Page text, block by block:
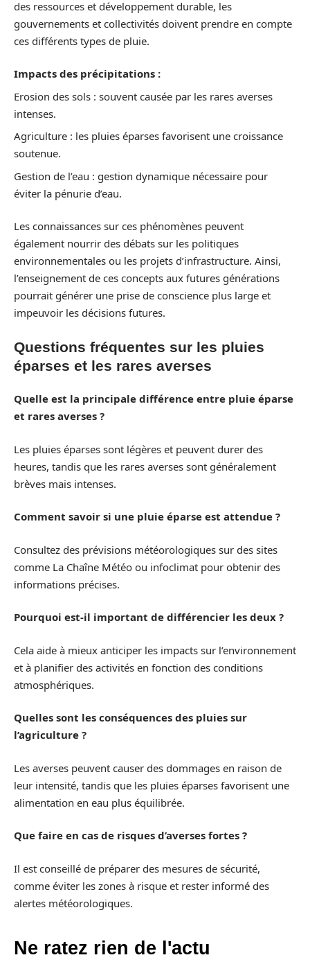
des ressources et développement durable, les
gouvernements et collectivités doivent prendre en compte
ces différents types de pluie.
Impacts des précipitations :
Erosion des sols : souvent causée par les rares averses
intenses.
Agriculture : les pluies éparses favorisent une croissance
soutenue.
Gestion de l’eau : gestion dynamique nécessaire pour
éviter la pénurie d’eau.
Les connaissances sur ces phénomènes peuvent
également nourrir des débats sur les politiques
environnementales ou les projets d’infrastructure. Ainsi,
l’enseignement de ces concepts aux futures générations
pourrait générer une prise de conscience plus large et
impeuvoir les décisions futures.
Questions fréquentes sur les pluies
éparses et les rares averses
Quelle est la principale différence entre pluie éparse
et rares averses ?
Les pluies éparses sont légères et peuvent durer des
heures, tandis que les rares averses sont généralement
brèves mais intenses.
Comment savoir si une pluie éparse est attendue ?
Consultez des prévisions météorologiques sur des sites
comme La Chaîne Météo ou infoclimat pour obtenir des
informations précises.
Pourquoi est-il important de différencier les deux ?
Cela aide à mieux anticiper les impacts sur l’environnement
et à planifier des activités en fonction des conditions
atmosphériques.
Quelles sont les conséquences des pluies sur
l’agriculture ?
Les averses peuvent causer des dommages en raison de
leur intensité, tandis que les pluies éparses favorisent une
alimentation en eau plus équilibrée.
Que faire en cas de risques d’averses fortes ?
Il est conseillé de préparer des mesures de sécurité,
comme éviter les zones à risque et rester informé des
alertes météorologiques.
Ne ratez rien de l'actu